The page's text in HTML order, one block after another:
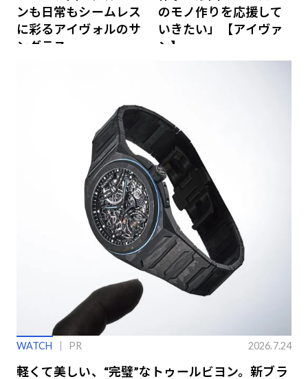
ンも日常もシームレス
に彩るアイヴォルのサ
ングラス
のモノ作りを応援して
いきたい」【アイヴァ
ン】
WATCH PR 2026.7.24
軽くて美しい、“完璧”なトゥールビヨン。新ブラ